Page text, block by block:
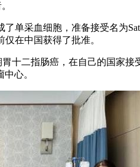
单采血细胞，准备接受名为
在中国获得了批准。
十二指肠癌，在自己的国家
心。